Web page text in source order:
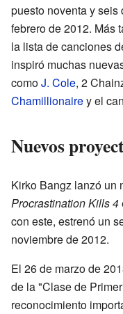
puesto noventa y seis
febrero de 2012. Más
la lista de canciones
inspiró muchas
comoJ. Cole, 2
Chamillionairey el
Nuevos
Kirko Bangz lanzó un
Procrastination Kills 4
con este, estrenó un
noviembre de 2012.
El 26 de marzo de
de la "Clase de
reconocimiento